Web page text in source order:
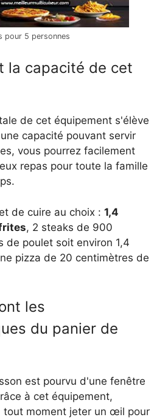
pour 5 personnes
la capacité de cet
de cet équipement s'élève
capacité pouvant servir
vous pourrez facilement
repas pour toute la famille
de cuire au choix : 1,4
, 2 steaks de 900
de poulet soit environ 1,4
pizza de 20 centimètres de
les
du panier de
est pourvu d'une fenêtre
à cet équipement,
tout moment jeter un œil pour